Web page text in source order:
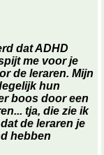
dat ADHD
me voor je
de leraren. Mijn
hun
boos door een
tja, die zie ik
de leraren je
hebben